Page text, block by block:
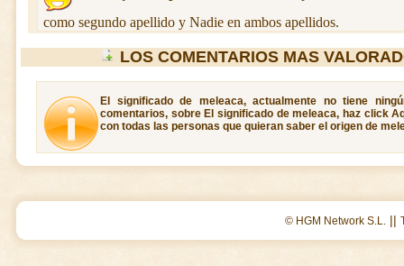
como segundo apellido y Nadie en ambos apellidos.
LOS COMENTARIOS MAS
El significado de meleaca, actualmente no tiene
comentarios, sobre El significado de meleaca, haz click
con todas las personas que quieran saber el origen de
© HGM Network S.L. ||